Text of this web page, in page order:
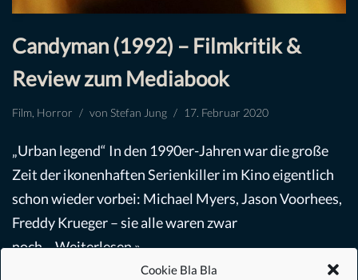
Cookie Bla Bla
Candyman (1992) – Filmkritik &
Review zum Mediabook
Film Horror von Stefan Jung 17. Februar 2020
„Urban legend“ In den 1990er-Jahren war die große
Zeit der ikonenhaften Serienkiller im Kino eigentlich
schon wieder vorbei: Michael Myers, Jason Voorhees,
Freddy Krueger – sie alle waren zwar
noch…Weiterlesen »